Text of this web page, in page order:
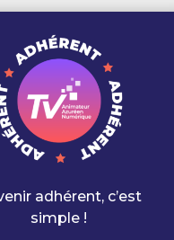
adhérent, c’est
simple !